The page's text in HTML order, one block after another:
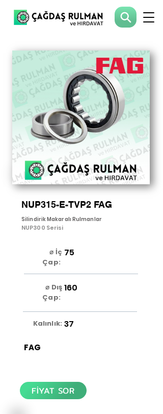
NUP315-E-TVP2 FAG
Silindirik Makaralı Rulmanlar
NUP300 Serisi
⌀ İç
Çap:
75
⌀ Dış
Çap:
160
Kalınlık: 37
FAG
FİYAT SOR